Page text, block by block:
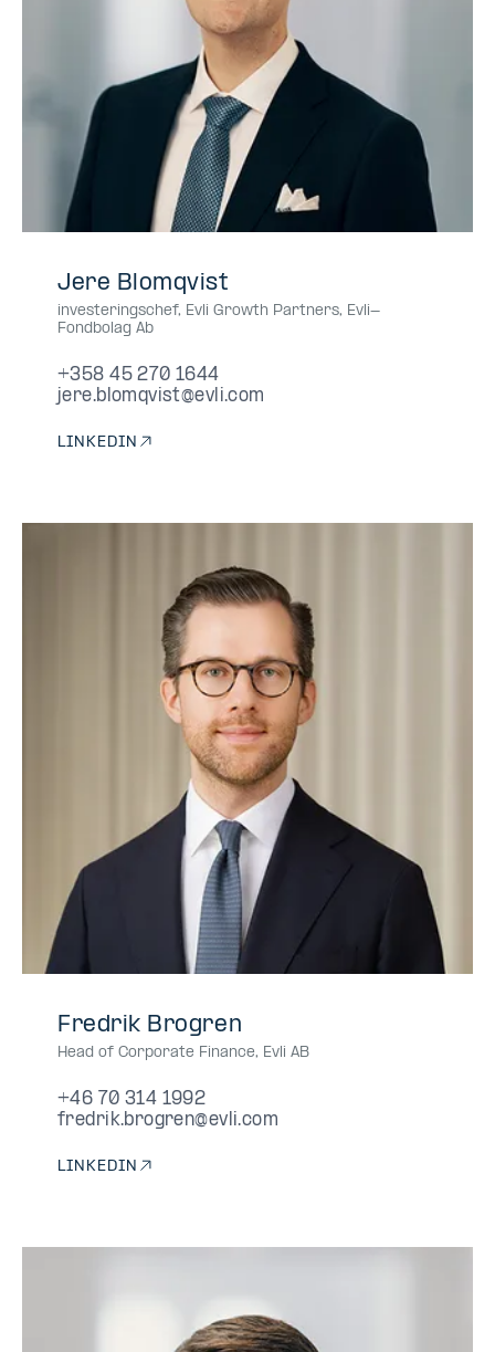
Jere Blomqvist
investeringschef, Evli Growth Partners, Evli-
Fondbolag Ab
+358 45 270 1644
+358
45
270
+358452701644
045
270
1644
0452701644
045-
2701644
jere.blomqvist@evli.com
LINKEDIN
Fredrik Brogren
Head of Corporate Finance, Evli AB
+46 70 314 1992
+46
70
1992
+46703141992
+46
70
1992
+46703141992
+46-
703141992
fredrik.brogren@evli.com
LINKEDIN